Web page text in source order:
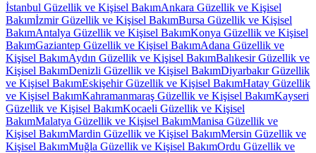
İstanbul Güzellik ve Kişisel BakımAnkara Güzellik ve Kişisel
Bakımİzmir Güzellik ve Kişisel BakımBursa Güzellik ve Kişisel
BakımAntalya Güzellik ve Kişisel BakımKonya Güzellik ve Kişisel
BakımGaziantep Güzellik ve Kişisel BakımAdana Güzellik ve
Kişisel BakımAydın Güzellik ve Kişisel BakımBalıkesir Güzellik ve
Kişisel BakımDenizli Güzellik ve Kişisel BakımDiyarbakır Güzellik
ve Kişisel BakımEskişehir Güzellik ve Kişisel BakımHatay Güzellik
ve Kişisel BakımKahramanmaraş Güzellik ve Kişisel BakımKayseri
Güzellik ve Kişisel BakımKocaeli Güzellik ve Kişisel
BakımMalatya Güzellik ve Kişisel BakımManisa Güzellik ve
Kişisel BakımMardin Güzellik ve Kişisel BakımMersin Güzellik ve
Kişisel BakımMuğla Güzellik ve Kişisel BakımOrdu Güzellik ve